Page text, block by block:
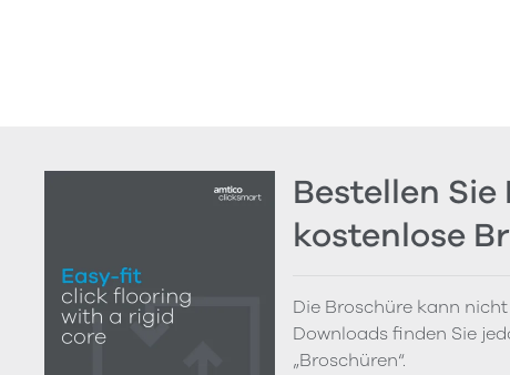
Bestellen Sie
kostenlose
Die Broschüre kann
Downloads finden Sie
„Broschüren“.